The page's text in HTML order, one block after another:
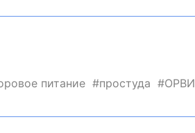
питание простуда ОРВИ